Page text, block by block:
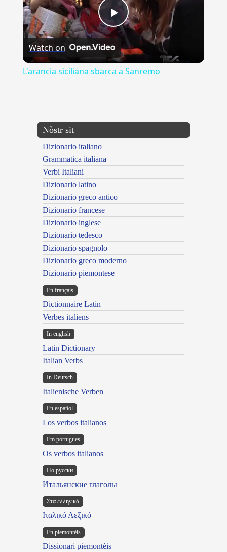
Play
Video
Watch on
L'arancia siciliana sbarca a Sanremo
Nòstr sit
Dizionario italiano
Grammatica italiana
Verbi Italiani
Dizionario latino
Dizionario greco antico
Dizionario francese
Dizionario inglese
Dizionario tedesco
Dizionario spagnolo
Dizionario greco moderno
Dizionario piemontese
En français
Dictionnaire Latin
Verbes italiens
In english
Latin Dictionary
Italian Verbs
In Deutsch
Italienische Verben
En español
Los verbos italianos
Em portugues
Os verbos italianos
По русски
Итальянские глаголы
Στα ελληνικά
Ιταλικό Λεξικό
Ën piemontèis
Dissionari piemontèis